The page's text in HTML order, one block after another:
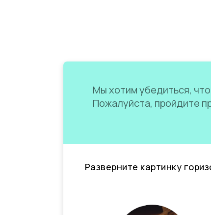
Мы хотим убедиться,
Пожалуйста, пройдите
Разверните картинку